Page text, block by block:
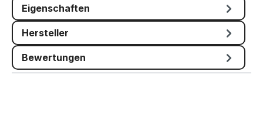
Eigenschaften
Hersteller
Bewertungen